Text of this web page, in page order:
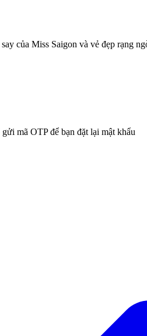
của Miss Saigon và vẻ đẹp rạng
mã OTP để bạn đặt lại mật khẩu